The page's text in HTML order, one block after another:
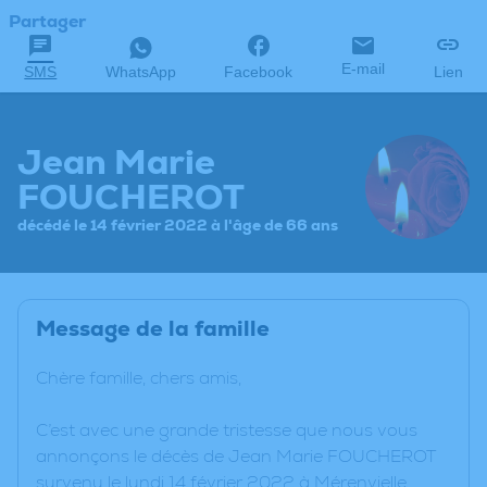
Partager
SMS WhatsApp Facebook E-mail Lien
Jean Marie
FOUCHEROT
décédé le 14 février 2022 à l'âge de 66 ans
Message de la famille
Chère famille, chers amis,
C’est avec une grande tristesse que nous vous
annonçons le décès de Jean Marie FOUCHEROT
survenu le lundi 14 février 2022 à Mérenvielle.